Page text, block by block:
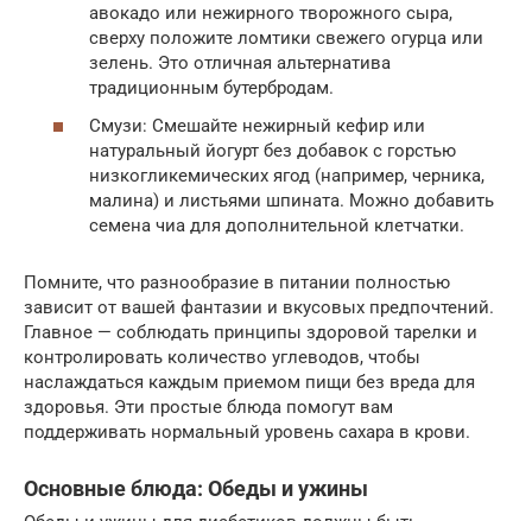
авокадо или нежирного творожного сыра,
сверху положите ломтики свежего огурца или
зелень. Это отличная альтернатива
традиционным бутербродам.
Смузи: Смешайте нежирный кефир или
натуральный йогурт без добавок с горстью
низкогликемических ягод (например, черника,
малина) и листьями шпината. Можно добавить
семена чиа для дополнительной клетчатки.
Помните, что разнообразие в питании полностью
зависит от вашей фантазии и вкусовых предпочтений.
Главное — соблюдать принципы здоровой тарелки и
контролировать количество углеводов, чтобы
наслаждаться каждым приемом пищи без вреда для
здоровья. Эти простые блюда помогут вам
поддерживать нормальный уровень сахара в крови.
Основные блюда: Обеды и ужины